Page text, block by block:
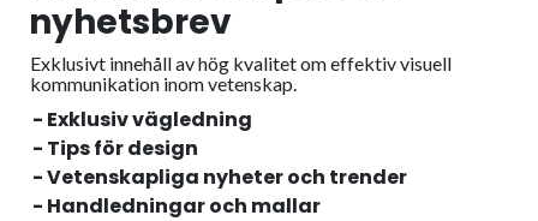
nyhetsbrev
Exklusivt innehåll av hög kvalitet om effektiv visuell
kommunikation inom vetenskap.
- Exklusiv vägledning
- Tips för design
- Vetenskapliga nyheter och trender
- Handledningar och mallar